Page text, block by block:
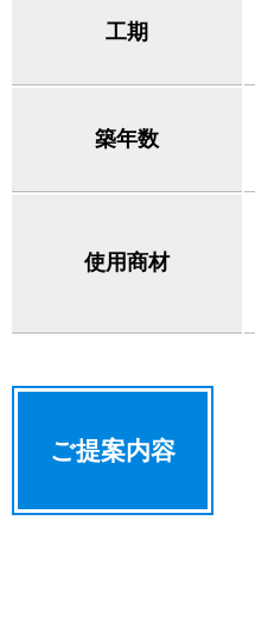
工期
築年数
使用商材
ご提案内容